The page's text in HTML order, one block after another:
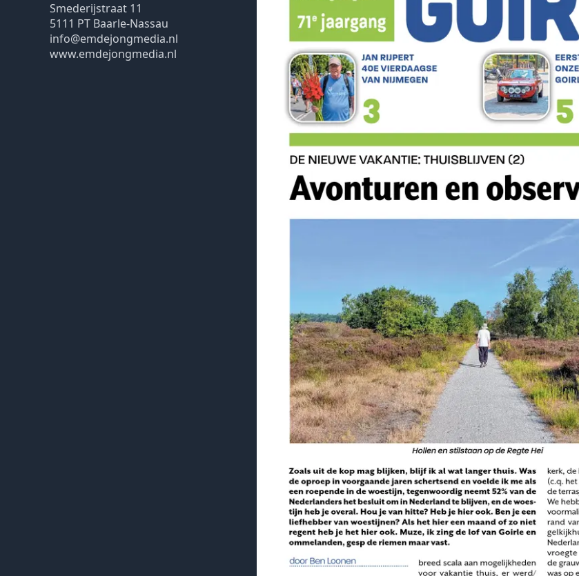
Smederijstraat 11
5111 PT Baarle-Nassau
info@emdejongmedia.nl
www.emdejongmedia.nl